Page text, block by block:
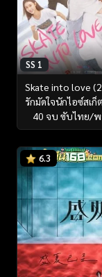
SS 1
Skate into love
รักมัดใจนักไอซ์สเ
40 จบ ซับไทย/พ
6.3